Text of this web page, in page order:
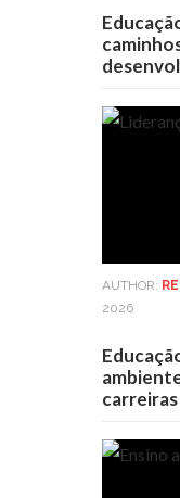
AUTHOR:
2026
carreiras